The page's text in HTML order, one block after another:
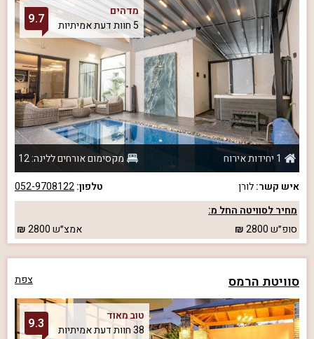
מדהים
5 חוות דעת אמיתיות
9.7
1 יחידות אירוח
מקסימום אורחים ללינה: 12
איש קשר:לורן טלפון:052-9708122
מחיר לסוויטה החל מ:
סופ״ש2800 אמצ״ש2800
סוויטת הרמס צפת
טוב מאוד
38 חוות דעת אמיתיות
9.3